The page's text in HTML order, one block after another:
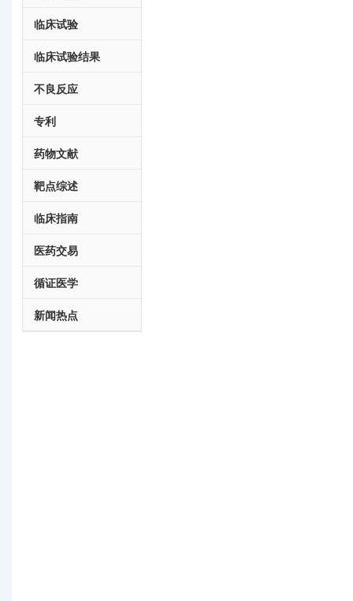
临床试验
临床试验结果
不良反应
专利
药物文献
靶点综述
临床指南
医药交易
循证医学
新闻热点